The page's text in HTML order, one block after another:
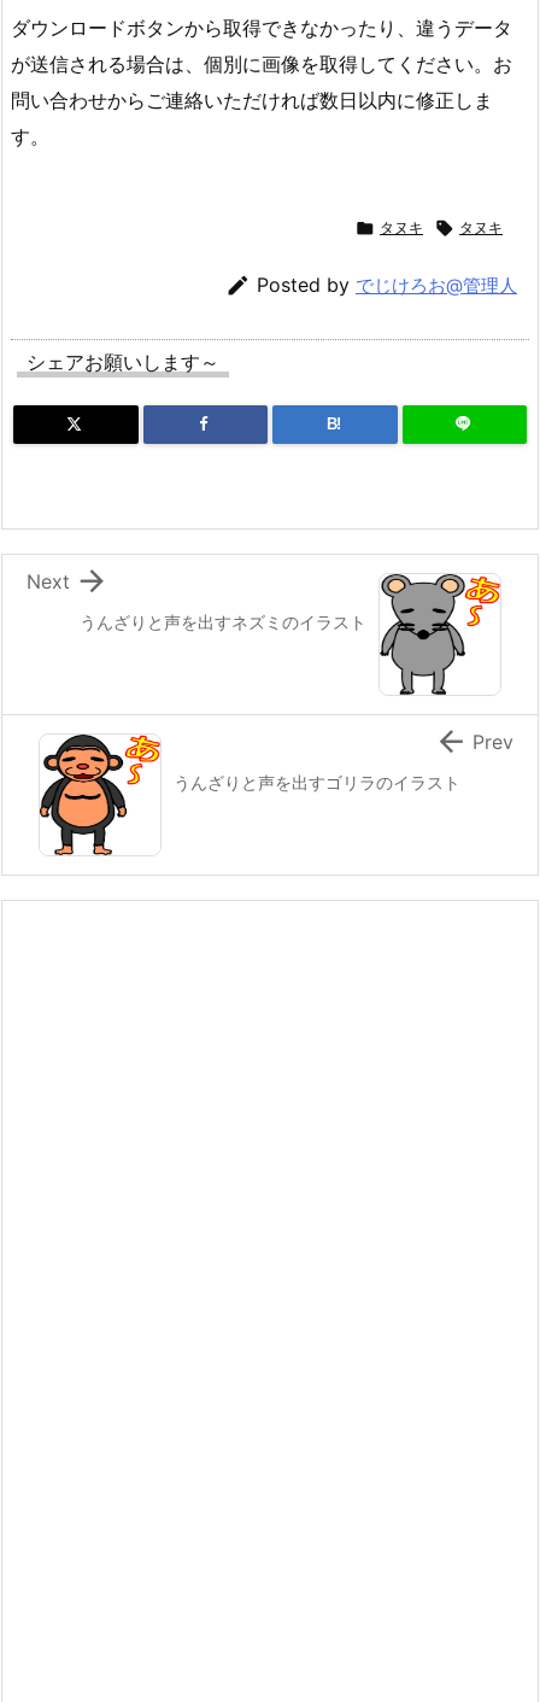
ダウンロードボタンから取得できなかったり、違うデータ
が送信される場合は、個別に画像を取得してください。お
問い合わせからご連絡いただければ数日以内に修正しま
す。
 タヌキ  タヌキ
 Posted by でじけろお@管理人
シェアお願いします～
B!
うんざりと声を出すネズミのイラスト

Next
うんざりと声を出すゴリラのイラスト
 Prev